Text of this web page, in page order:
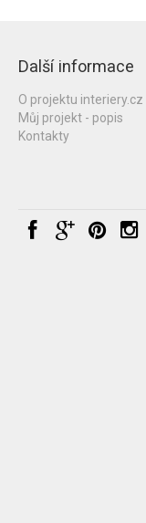
Další informace
O projektu interiery.cz
Můj projekt - popis
Kontakty